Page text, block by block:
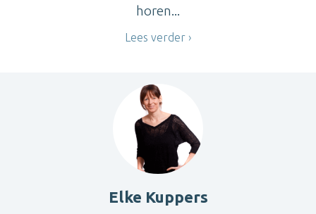
horen...
Lees verder
Elke Kuppers